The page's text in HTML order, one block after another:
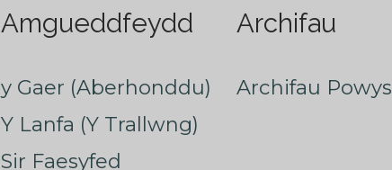
Amgueddfeydd
y Gaer (Aberhonddu)
Y Lanfa (Y Trallwng)
Sir Faesyfed
Archifau
Archifau Powys